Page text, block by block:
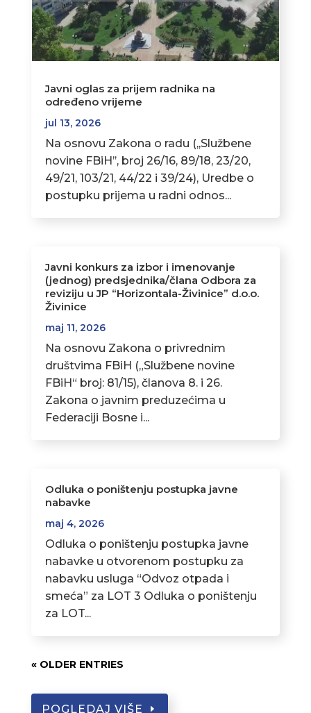
Javni oglas za prijem radnika na
određeno vrijeme
jul 13, 2026
Na osnovu Zakona o radu (,,Službene
novine FBiH’’, broj 26/16, 89/18, 23/20,
49/21, 103/21, 44/22 i 39/24), Uredbe o
postupku prijema u radni odnos...
Javni konkurs za izbor i imenovanje
(jednog) predsjednika/člana Odbora za
reviziju u JP “Horizontala-Živinice” d.o.o.
Živinice
maj 11, 2026
Na osnovu Zakona o privrednim
društvima FBiH („Službene novine
FBiH“ broj: 81/15), članova 8. i 26.
Zakona o javnim preduzećima u
Federaciji Bosne i...
Odluka o poništenju postupka javne
nabavke
maj 4, 2026
Odluka o poništenju postupka javne
nabavke u otvorenom postupku za
nabavku usluga “Odvoz otpada i
smeća” za LOT 3 Odluka o poništenju
za LOT...
« OLDER ENTRIES
POGLEDAJ VIŠE